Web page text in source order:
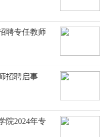
聘专任教师
招聘启事
院2024年专